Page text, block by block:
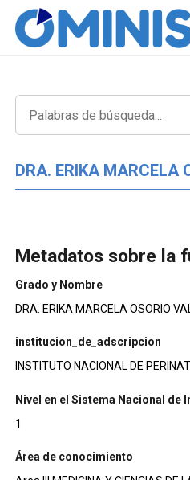
DRA. ERIKA MARCELA
Metadatos sobre la
Grado y Nombre
DRA. ERIKA MARCELA OSORIO
institucion_de_adscripcion
INSTITUTO NACIONAL DE
Nivel en el Sistema Nacional de
1
Área de conocimiento